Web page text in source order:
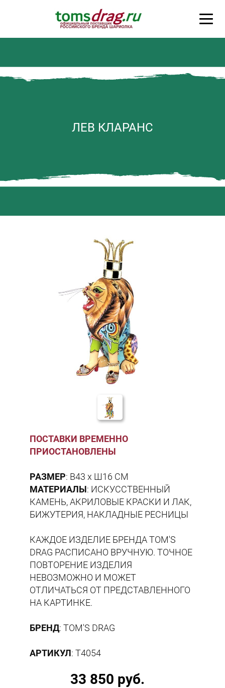
ЛЕВ КЛАРАНС
33 850 руб.
ПОСТАВКИ ВРЕМЕННО
ПРИОСТАНОВЛЕНЫ
РАЗМЕР: В43 х Ш16 СМ
МАТЕРИАЛЫ: ИСКУССТВЕННЫЙ
КАМЕНЬ, АКРИЛОВЫЕ КРАСКИ И ЛАК,
БИЖУТЕРИЯ, НАКЛАДНЫЕ РЕСНИЦЫ
КАЖДОЕ ИЗДЕЛИЕ БРЕНДА TOM'S
DRAG РАСПИСАНО ВРУЧНУЮ. ТОЧНОЕ
ПОВТОРЕНИЕ ИЗДЕЛИЯ
НЕВОЗМОЖНО И МОЖЕТ
ОТЛИЧАТЬСЯ ОТ ПРЕДСТАВЛЕННОГО
НА КАРТИНКЕ.
БРЕНД: TOM'S DRAG
АРТИКУЛ: T4054